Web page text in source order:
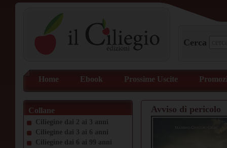
Cerca
Home Ebook Prossime Uscite
Collane
Ciliegine dai 2 ai 3 anni
Ciliegine dai 3 ai 6 anni
Ciliegine dai 6 ai 99 anni
Avviso di pericolo